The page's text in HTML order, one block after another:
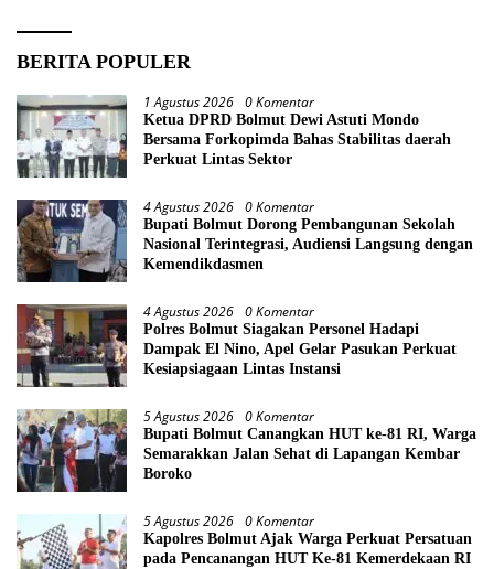
BERITA POPULER
1 Agustus 2026 0 Komentar
Ketua DPRD Bolmut Dewi Astuti Mondo
Bersama Forkopimda Bahas Stabilitas daerah
Perkuat Lintas Sektor
4 Agustus 2026 0 Komentar
Bupati Bolmut Dorong Pembangunan Sekolah
Nasional Terintegrasi, Audiensi Langsung dengan
Kemendikdasmen
4 Agustus 2026 0 Komentar
Polres Bolmut Siagakan Personel Hadapi
Dampak El Nino, Apel Gelar Pasukan Perkuat
Kesiapsiagaan Lintas Instansi
5 Agustus 2026 0 Komentar
Bupati Bolmut Canangkan HUT ke-81 RI, Warga
Semarakkan Jalan Sehat di Lapangan Kembar
Boroko
5 Agustus 2026 0 Komentar
Kapolres Bolmut Ajak Warga Perkuat Persatuan
pada Pencanangan HUT Ke-81 Kemerdekaan RI